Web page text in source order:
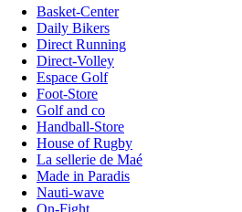
Basket-Center
Daily Bikers
Direct Running
Direct-Volley
Espace Golf
Foot-Store
Golf and co
Handball-Store
House of Rugby
La sellerie de Maé
Made in Paradis
Nauti-wave
On-Fight